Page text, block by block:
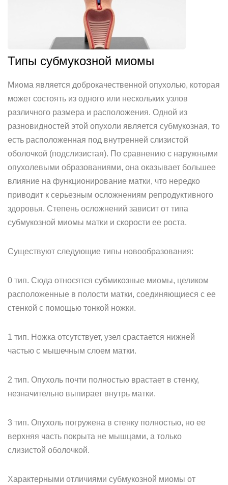
Типы субмукозной миомы
Миома является доброкачественной опухолью, которая
может состоять из одного или нескольких узлов
различного размера и расположения. Одной из
разновидностей этой опухоли является субмукозная, то
есть расположенная под внутренней слизистой
оболочкой (подслизистая). По сравнению с наружными
опухолевыми образованиями, она оказывает большее
влияние на функционирование матки, что нередко
приводит к серьезным осложнениям репродуктивного
здоровья. Степень осложнений зависит от типа
субмукозной миомы матки и скорости ее роста.
Существуют следующие типы новообразования:
0 тип. Сюда относятся субмикозные миомы, целиком
расположенные в полости матки, соединяющиеся с ее
стенкой с помощью тонкой ножки.
1 тип. Ножка отсутствует, узел срастается нижней
частью с мышечным слоем матки.
2 тип. Опухоль почти полностью врастает в стенку,
незначительно выпирает внутрь матки.
3 тип. Опухоль погружена в стенку полностью, но ее
верхняя часть покрыта не мышцами, а только
слизистой оболочкой.
Характерными отличиями субмукозной миомы от